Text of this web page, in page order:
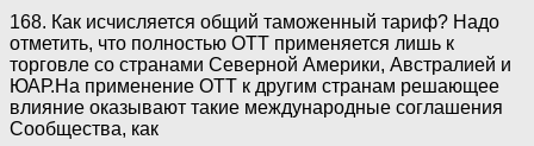
168. Как исчисляется общий таможенный тариф? Надо
отметить, что полностью ОТТ применяется лишь к
торговле со странами Северной Америки, Австралией и
ЮАР.На применение ОТТ к другим странам решающее
влияние оказывают такие международные соглашения
Сообщества, как